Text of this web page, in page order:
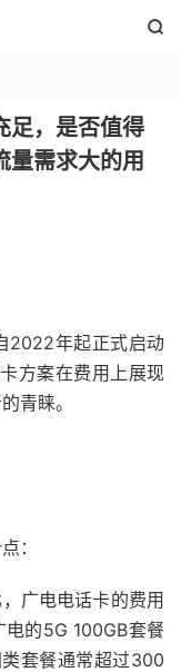

足，是否值得
量需求大的用
2022年起正式启动
方案在费用上展现
青睐。
：
广电电话卡的费用
的5G 100GB套餐
套餐通常超过300